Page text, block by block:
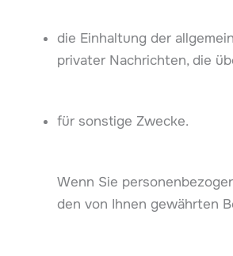
die Einhaltung der
privater Nachrichten, die
für sonstige Zwecke.
Wenn Sie
den von Ihnen gewährten